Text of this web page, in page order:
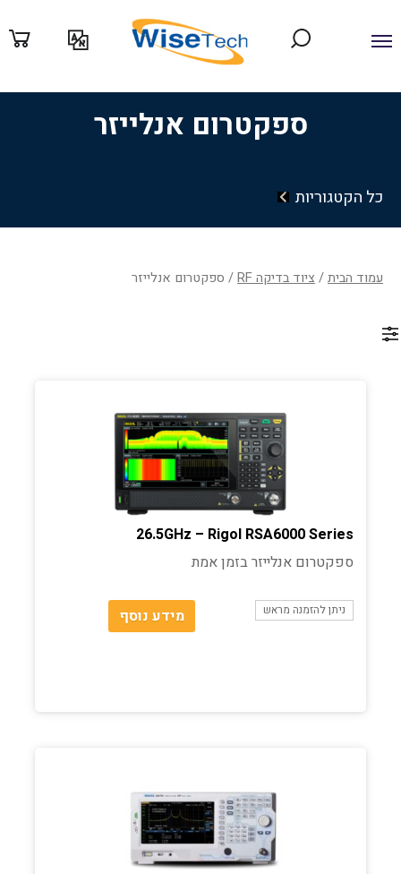
לתוכן
ספקטרום אנלייזר
כל הקטגוריות
עמוד הבית/ ציוד בדיקה RF / ספקטרום אנלייזר
26.5GHz – Rigol RSA6000 Series
ספקטרום אנלייזר בזמן אמת
ניתן להזמנה מראש מידע נוסף